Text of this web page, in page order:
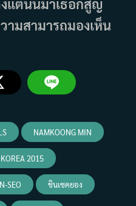
แต่นั้นมาเธอก็สูญ
ามสามารถมองเห็น
NAMKOONG MIN
2015
SEO ชินเซคยอง